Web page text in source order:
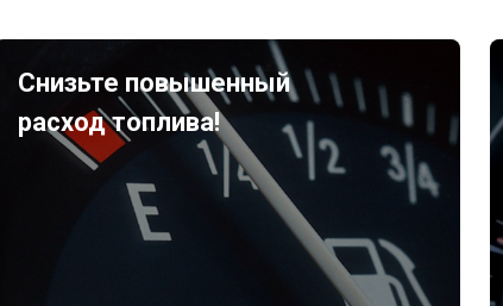
Снизьте повышенный
расход топлива!